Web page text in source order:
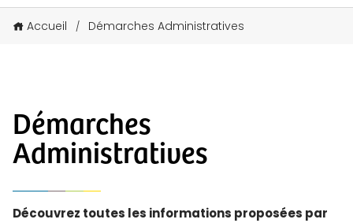
Accueil / Démarches Administratives
Démarches
Administratives
Découvrez toutes les informations proposées par